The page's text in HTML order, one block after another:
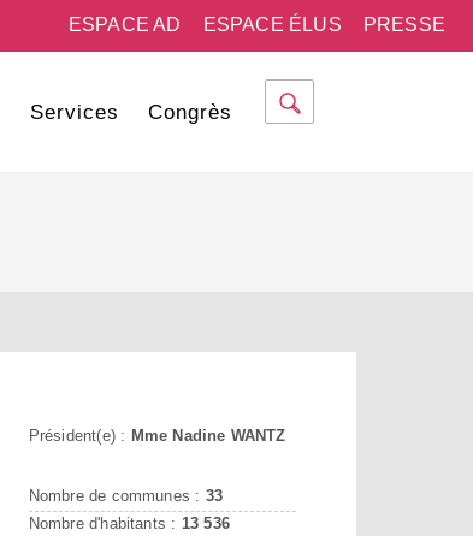
PRESSE
ESPACE ÉLUS
ESPACE AD
Services Congrès
Président(e) : Mme Nadine WANTZ
Nombre de communes : 33
Nombre d'habitants : 13 536